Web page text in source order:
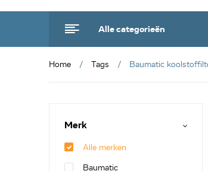
Alle categorieën
Home Tags Baumatic
Merk
Alle merken
Baumatic